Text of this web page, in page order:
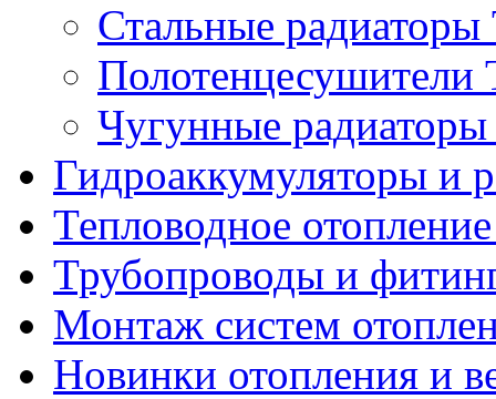
Стальные
Чугунные
Гидроаккумуляторы и
Тепловодное
Трубопроводы и
Монтаж систем
Новинки отопления и